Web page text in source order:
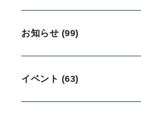
お知らせ (99)
イベント (63)